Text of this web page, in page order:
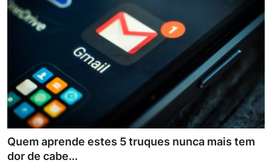
Quem aprende estes 5 truques nunca mais tem
dor de cabe...